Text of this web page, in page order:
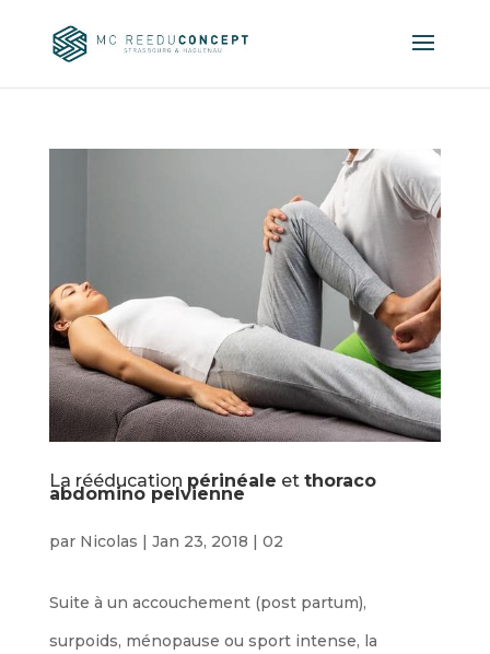
La rééducation périnéale et thoraco
abdomino pelvienne
par Nicolas Jan 23, 2018 02
Suite à un accouchement (post partum),
surpoids, ménopause ou sport intense, la